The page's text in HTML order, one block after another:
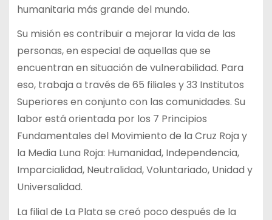
humanitaria más grande del mundo.
Su misión es contribuir a mejorar la vida de las
personas, en especial de aquellas que se
encuentran en situación de vulnerabilidad. Para
eso, trabaja a través de 65 filiales y 33 Institutos
Superiores en conjunto con las comunidades. Su
labor está orientada por los 7 Principios
Fundamentales del Movimiento de la Cruz Roja y
la Media Luna Roja: Humanidad, Independencia,
Imparcialidad, Neutralidad, Voluntariado, Unidad y
Universalidad.
La filial de La Plata se creó poco después de la